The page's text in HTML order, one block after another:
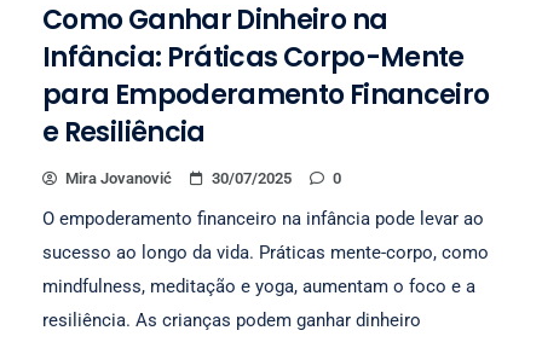
Como Ganhar Dinheiro na
Infância: Práticas Corpo-Mente
para Empoderamento Financeiro
e Resiliência
Mira Jovanović 30/07/2025 0
O empoderamento financeiro na infância pode levar ao
sucesso ao longo da vida. Práticas mente-corpo, como
mindfulness, meditação e yoga, aumentam o foco e a
resiliência. As crianças podem ganhar dinheiro